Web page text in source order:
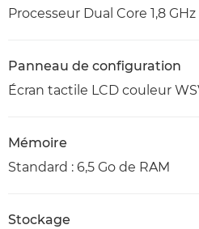
Processeur Dual Core 1,8 GHz
Panneau de configuration
Écran tactile LCD couleur
Mémoire
Standard : 6,5 Go de RAM
Stockage